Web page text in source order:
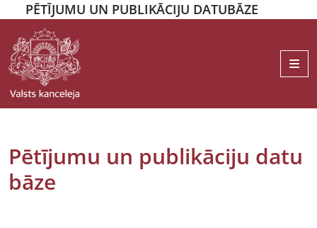
PĒTĪJUMU UN PUBLIKĀCIJU DATUBĀZE
Pētījumu un publikāciju datu
bāze